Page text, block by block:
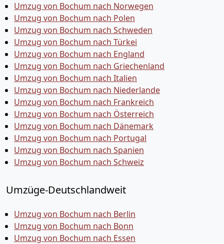
Umzug von Bochum nach Norwegen
Umzug von Bochum nach Polen
Umzug von Bochum nach Schweden
Umzug von Bochum nach Türkei
Umzug von Bochum nach England
Umzug von Bochum nach Griechenland
Umzug von Bochum nach Italien
Umzug von Bochum nach Niederlande
Umzug von Bochum nach Frankreich
Umzug von Bochum nach Österreich
Umzug von Bochum nach Dänemark
Umzug von Bochum nach Portugal
Umzug von Bochum nach Spanien
Umzug von Bochum nach Schweiz
Umzüge-Deutschlandweit
Umzug von Bochum nach Berlin
Umzug von Bochum nach Bonn
Umzug von Bochum nach Essen